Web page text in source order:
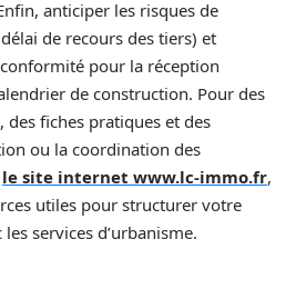
anticiper les risques de
de recours des tiers) et
pour la réception
de construction. Pour des
des fiches pratiques et des
ou la coordination des
le site internet www.lc-immo.fr,
utiles pour structurer votre
services d’urbanisme.